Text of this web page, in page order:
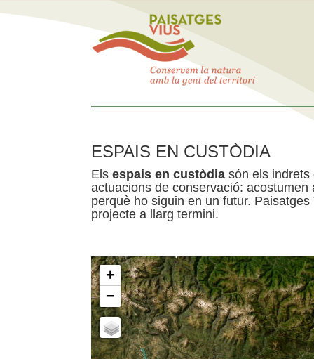
ESPAIS EN CUSTÒDIA
Els espais en custòdia són els indrets
actuacions de conservació:
perquè ho siguin en un futur.
projecte a llarg termini.
+
−